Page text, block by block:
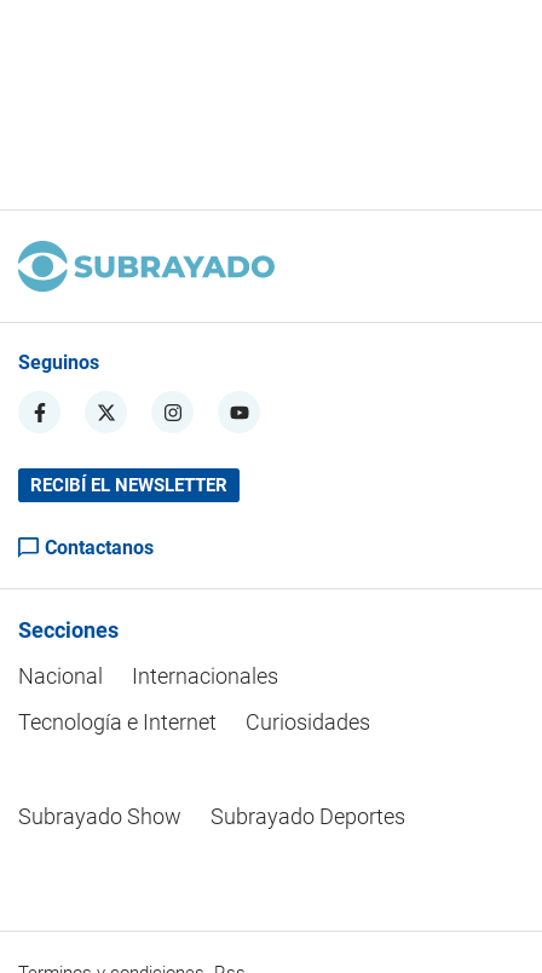
Seguinos
RECIBÍ EL NEWSLETTER
Contactanos
Secciones
Nacional
Internacionales
Tecnología e Internet
Curiosidades
Subrayado Show Subrayado Deportes